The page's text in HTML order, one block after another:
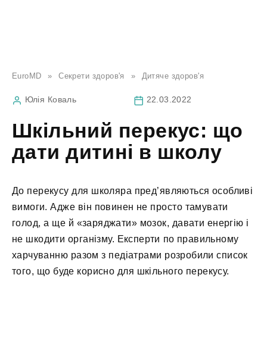
EuroMD » Секрети здоров'я » Дитяче здоров'я
Юлія Коваль 22.03.2022
Шкільний перекус: що
дати дитині в школу
До перекусу для школяра пред’являються особливі
вимоги. Адже він повинен не просто тамувати
голод, а ще й «заряджати» мозок, давати енергію і
не шкодити організму. Експерти по правильному
харчуванню разом з педіатрами розробили список
того, що буде корисно для шкільного перекусу.